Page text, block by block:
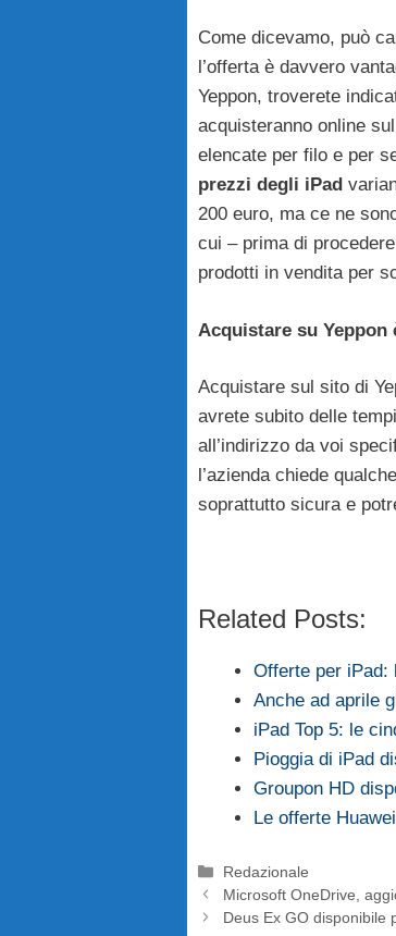
Come dicevamo, può
l’offerta è davvero
Yeppon, troverete
acquisteranno online
elencate per filo e per
prezzi degli iPad
200 euro, ma ce ne
cui – prima di
prodotti in vendita per
Acquistare su Yeppon
Acquistare sul sito di
avrete subito delle
all’indirizzo da voi
l’azienda chiede
soprattutto sicura e
Related Posts:
Offerte per iPad:
Anche ad aprile
iPad Top 5: le
Pioggia di iPad
Groupon HD
Le offerte
Categorie
Redazionale
Microsoft OneDrive,
Deus Ex GO disponibile